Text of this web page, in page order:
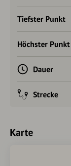
Tiefster Punkt
Höchster Punkt
Dauer
Strecke
Karte